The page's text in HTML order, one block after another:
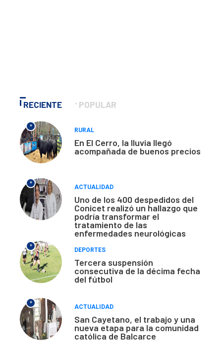
RECIENTE POPULAR
*
RURAL
En El Cerro, la lluvia llegó
acompañada de buenos precios
*
ACTUALIDAD
Uno de los 400 despedidos del
Conicet realizó un hallazgo que
podría transformar el
tratamiento de las
enfermedades neurológicas
*
DEPORTES
Tercera suspensión
consecutiva de la décima fecha
del fútbol
*
ACTUALIDAD
San Cayetano, el trabajo y una
nueva etapa para la comunidad
católica de Balcarce